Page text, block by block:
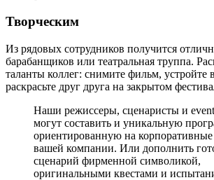
Творческим
Из рядовых сотрудников получится
барабанщиков или театральная труппа.
таланты коллег: снимите фильм, устройте
раскрасьте друг друга на закрытом
Наши режиссеры, сценаристы и
могут составить и уникальную
ориентированную на
вашей компании. Или дополнить
сценарий фирменной символикой,
оригинальными квестами и